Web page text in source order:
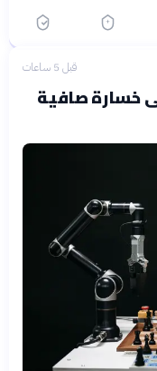
قبل 5 ساعات
خسارة صافية